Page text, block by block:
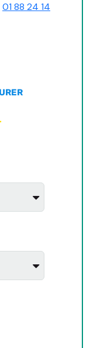
01 88 24 14